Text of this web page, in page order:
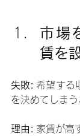
市場
賃を
失敗: 希望する
を決めてしまう
理由: 家賃が高